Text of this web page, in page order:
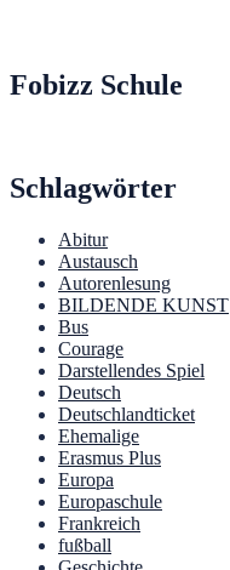
Fobizz Schule
Schlagwörter
Abitur
Austausch
Autorenlesung
BILDENDE KUNST
Bus
Courage
Darstellendes Spiel
Deutsch
Deutschlandticket
Ehemalige
Erasmus Plus
Europa
Europaschule
Frankreich
fußball